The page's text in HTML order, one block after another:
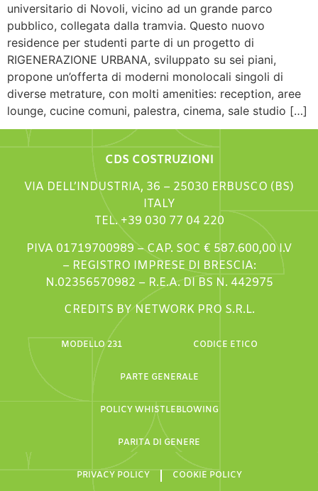
universitario di Novoli, vicino ad un grande parco
pubblico, collegata dalla tramvia. Questo nuovo
residence per studenti parte di un progetto di
RIGENERAZIONE URBANA, sviluppato su sei piani,
propone un’offerta di moderni monolocali singoli di
diverse metrature, con molti amenities: reception, aree
lounge, cucine comuni, palestra, cinema, sale studio […]
CDS COSTRUZIONI
VIA DELL’INDUSTRIA, 36 – 25030 ERBUSCO (BS)
ITALY
TEL. +39 030 77 04 220
PIVA 01719700989 – CAP. SOC € 587.600,00 I.V
– REGISTRO IMPRESE DI BRESCIA:
N.02356570982 – R.E.A. DI BS N. 442975
CREDITS BY NETWORK PRO S.R.L.
MODELLO 231 CODICE ETICO
PARTE GENERALE
POLICY WHISTLEBLOWING
PARITA DI GENERE
PRIVACY POLICY COOKIE POLICY